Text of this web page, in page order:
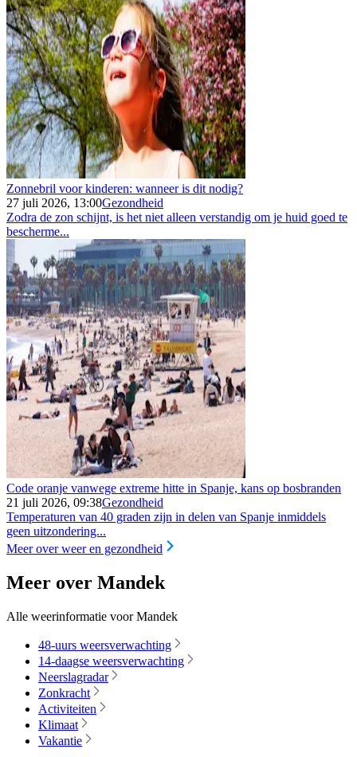
Zonnebril voor kinderen: wanneer is dit nodig?
27 juli 2026, 13:00Gezondheid
Zodra de zon schijnt, is het niet alleen verstandig om je huid goed te
bescherme...
Code oranje vanwege extreme hitte in Spanje, kans op bosbranden
21 juli 2026, 09:38Gezondheid
Temperaturen van 40 graden zijn in delen van Spanje inmiddels
geen uitzondering...
Meer over weer en gezondheid
Meer over Mandek
Alle weerinformatie voor Mandek
48-uurs weersverwachting
14-daagse weersverwachting
Neerslagradar
Zonkracht
Activiteiten
Klimaat
Vakantie